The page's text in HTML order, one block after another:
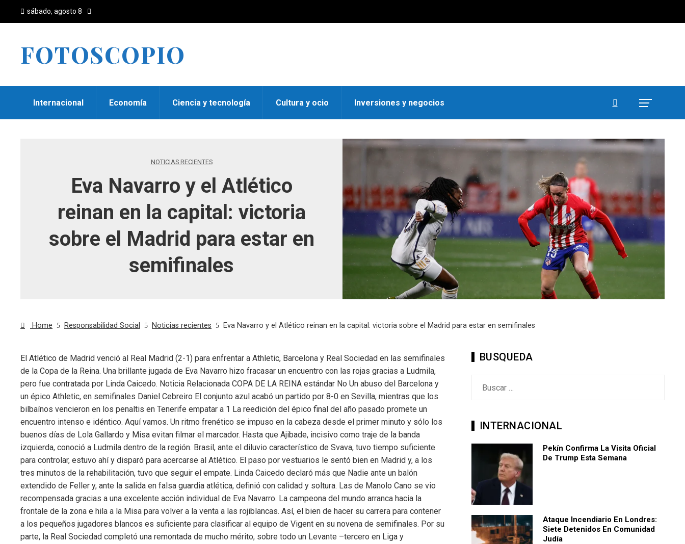
sábado, agosto 8
FOTOSCOPIO
Internacional Economía Ciencia y tecnología Cultura y ocio Inversiones y negocios
NOTICIAS RECIENTES
Eva Navarro y el Atlético
reinan en la capital: victoria
sobre el Madrid para estar en
semifinales
Home Responsabilidad Social Noticias recientes Eva Navarro y el Atlético reinan en la capital: victoria sobre el Madrid para estar en semifinales
El Atlético de Madrid venció al Real Madrid (2-1) para enfrentar a Athletic, Barcelona y Real Sociedad en las semifinales
de la Copa de la Reina. Una brillante jugada de Eva Navarro hizo fracasar un encuentro con las rojas gracias a Ludmila,
pero fue contratada por Linda Caicedo. Noticia Relacionada COPA DE LA REINA estándar No Un abuso del Barcelona y
un épico Athletic, en semifinales Daniel Cebreiro El conjunto azul acabó un partido por 8-0 en Sevilla, mientras que los
bilbaínos vencieron en los penaltis en Tenerife empatar a 1 La reedición del épico final del año pasado promete un
encuentro intenso e idéntico. Aquí vamos. Un ritmo frenético se impuso en la cabeza desde el primer minuto y sólo los
buenos días de Lola Gallardo y Misa evitan filmar el marcador. Hasta que Ajibade, incisivo como traje de la banda
izquierda, conoció a Ludmila dentro de la región. Brasil, ante el diluvio característico de Svava, tuvo tiempo suficiente
para controlar, estuvo ahí y disparó para acercarse al Atlético. El paso por vestuarios le sentó bien en Madrid y, a los
tres minutos de la rehabilitación, tuvo que seguir el empate. Linda Caicedo declaró más que Nadie ante un balón
extendido de Feller y, ante la salida en falsa guardia atlética, definió con calidad y soltura. Las de Manolo Cano se vio
recompensada gracias a una excelente acción individual de Eva Navarro. La campeona del mundo arranca hacia la
frontale de la zona e hila a la Misa para volver a la venta a las rojiblancas. Así, el bien de hacer su carrera para contener
a los pequeños jugadores blancos es suficiente para clasificar al equipo de Vigent en su novena de semifinales. Por su
parte, la Real Sociedad completó una remontada de mucho mérito, sobre todo un Levante –tercero en Liga y
BUSQUEDA
INTERNACIONAL
Pekín Confirma La Visita Oficial
De Trump Esta Semana
Ataque Incendiario En Londres:
Siete Detenidos En Comunidad
Judía